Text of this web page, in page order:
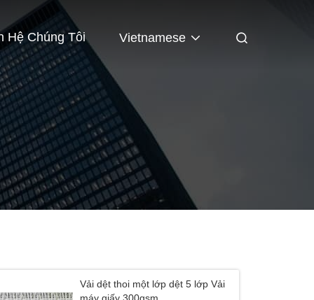
Hệ Chúng Tôi Vietnamese
Vải dệt thoi một lớp dệt 5 lớp Vải